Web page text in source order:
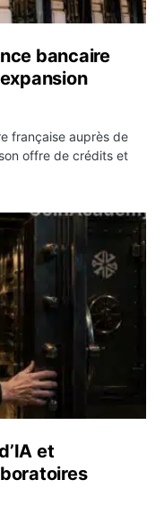
bancaire
française auprès de
offre de crédits et
attaque
et